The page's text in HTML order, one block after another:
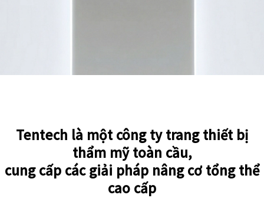
Tentech là một công ty trang thiết bị
thẩm mỹ toàn cầu,
cung cấp các giải pháp nâng cơ tổng thể
cao cấp